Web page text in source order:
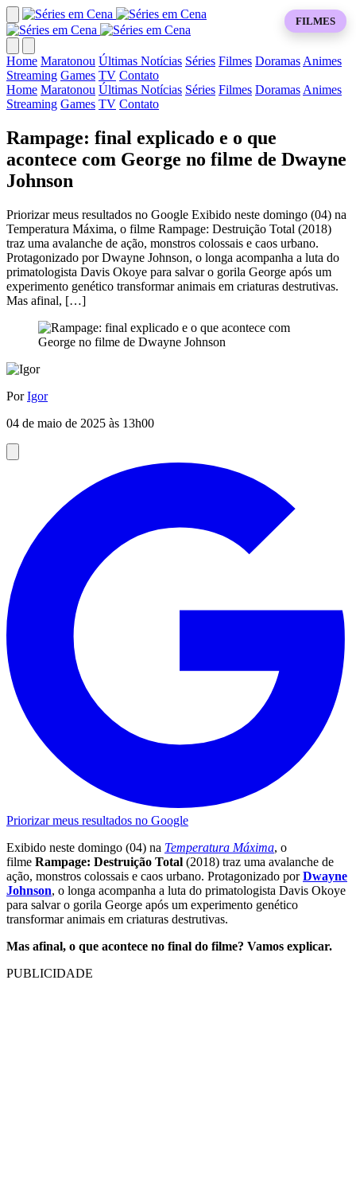
Home Maratonou Últimas Notícias Séries Filmes Doramas Animes
Streaming Games TV Contato
Home Maratonou Últimas Notícias Séries Filmes Doramas Animes
Streaming Games TV Contato
Rampage: final explicado e o que
acontece com George no filme de Dwayne
Johnson
Priorizar meus resultados no Google Exibido neste domingo (04) na
Temperatura Máxima, o filme Rampage: Destruição Total (2018)
traz uma avalanche de ação, monstros colossais e caos urbano.
Protagonizado por Dwayne Johnson, o longa acompanha a luta do
primatologista Davis Okoye para salvar o gorila George após um
experimento genético transformar animais em criaturas destrutivas.
Mas afinal, […]
FILMES
PorIgor
04 de maio de 2025 às 13h00
Priorizar meus resultados no Google
Exibido neste domingo (04) na Temperatura Máxima, o
filme Rampage: Destruição Total (2018) traz uma avalanche de
ação, monstros colossais e caos urbano. Protagonizado por Dwayne
Johnson, o longa acompanha a luta do primatologista Davis Okoye
para salvar o gorila George após um experimento genético
transformar animais em criaturas destrutivas.
Mas afinal, o que acontece no final do filme? Vamos explicar.
PUBLICIDADE